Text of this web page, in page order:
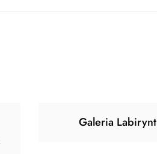
Galeria Labirynt